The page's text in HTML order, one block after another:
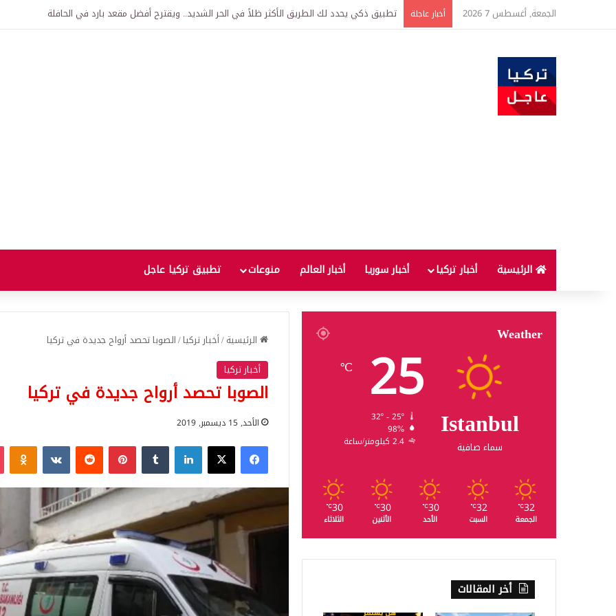
الجمعة, أغسطس 7 2026 أخبار عاجلة تركيا وسوريا توقعان اتفاقية لإنشاء “الجامعة السورية التركية” في دمشق.. منح دراسية واعتراف بالشهادات
الرئيسية أخبار تركيا أخبار سوريا أخبار العالم منوعات تطبيق تركيا عاجل
الرئيسية/أخبار تركيا/الصوبا تحصد أرواح جديدة في تركيا
أخبار تركيا
الصوبا تحصد أرواح جديدة في تركيا
الأحد, 15 ديسمبر, 2019
فيسبوك‫X لينكدإن بينتيريست
Weather
Istanbul
سماء صافية
25
℃
32º - 25º
98%
2.4 كيلومتر/ساعة
32
℃
الجمعة
32
℃
السبت
30
℃
الأحد
30
℃
الأثنين
30
℃
الثلاثاء
أخر المقالات